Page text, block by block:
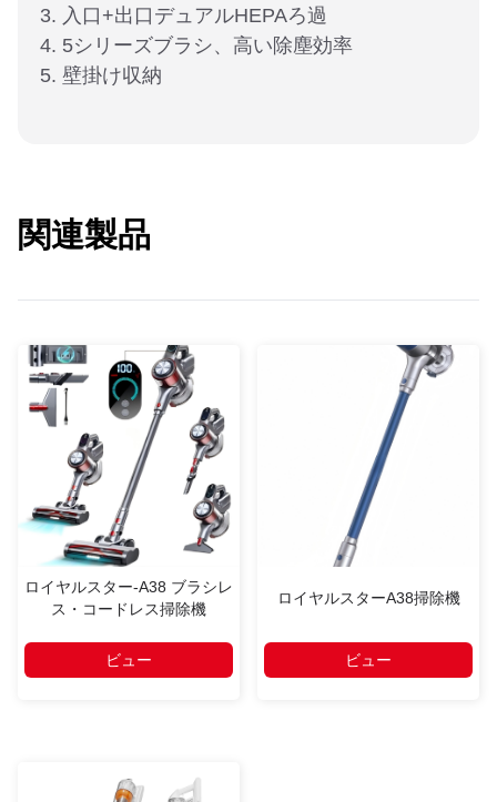
3. 入口+出口デュアルHEPAろ過
4. 5シリーズブラシ、高い除塵効率
5. 壁掛け収納
関連製品
ロイヤルスター-A38 ブラシレ
ス・コードレス掃除機
ビュー
ロイヤルスターA38掃除機
ビュー